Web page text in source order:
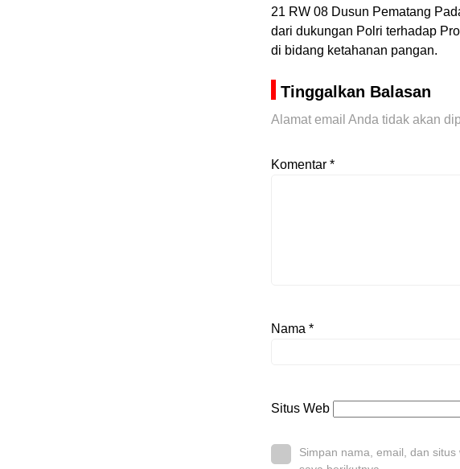
21 RW 08 Dusun Pematang
dari dukungan Polri terhadap
di bidang ketahanan pangan.
Tinggalkan Balasan
Alamat email Anda tidak akan
Komentar *
Nama *
Situs Web
Simpan nama, email, dan